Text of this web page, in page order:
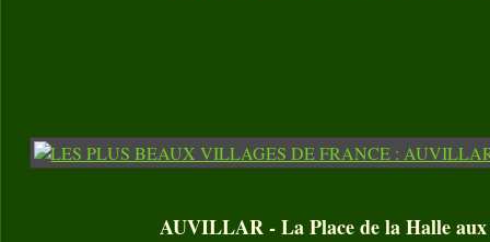
AUVILLAR - La Place de la Halle